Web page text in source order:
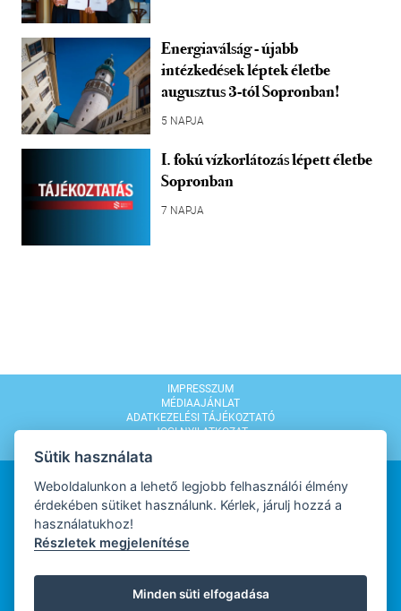
Energiaválság - újabb
intézkedések léptek életbe
augusztus 3-tól Sopronban!
5 NAPJA
I. fokú vízkorlátozás lépett életbe
Sopronban
7 NAPJA
IMPRESSZUM
MÉDIAAJÁNLAT
ADATKEZELÉSI TÁJÉKOZTATÓ
JOGI NYILATKOZAT
WEBDESIGN
Sütik használata
Weboldalunkon a lehető legjobb felhasználói élmény
érdekében sütiket használunk. Kérlek, járulj hozzá a
használatukhoz!
Részletek megjelenítése
Minden süti elfogadása